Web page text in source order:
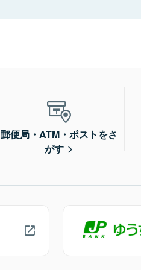
郵便局・ATM・ポストをさ
がす